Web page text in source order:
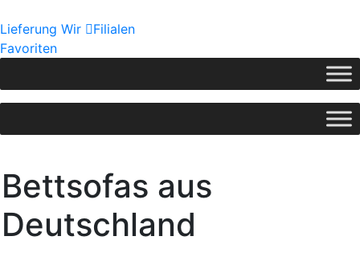
Lieferung Wir
Filialen
Favoriten
Bettsofas aus
Deutschland